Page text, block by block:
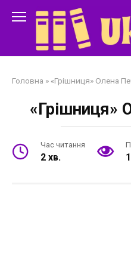
Головна » «Грішниця» Олена
«Грішниця»
Час читання
2 хв.